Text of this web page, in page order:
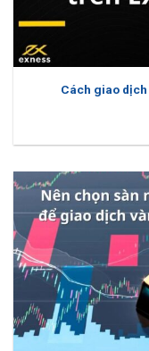
Cách giao dịch